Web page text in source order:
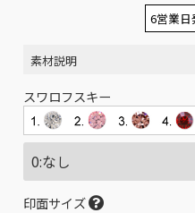
6営業日
素材説明
スワロフスキー
印面サイズ